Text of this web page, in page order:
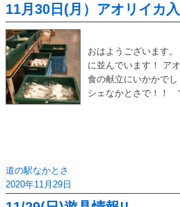
11月30日(月）アオリイカ入
おはようございます
に並んでいます！ ア
食の献立にいかかで
シェなかとさで！！
道の駅なかとさ
2020年11月29日